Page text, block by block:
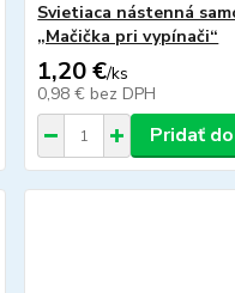
Svietiaca nástenná
„Mačička pri vypínači“
1,20 €/ks
0,98 € bez DPH
Pridať